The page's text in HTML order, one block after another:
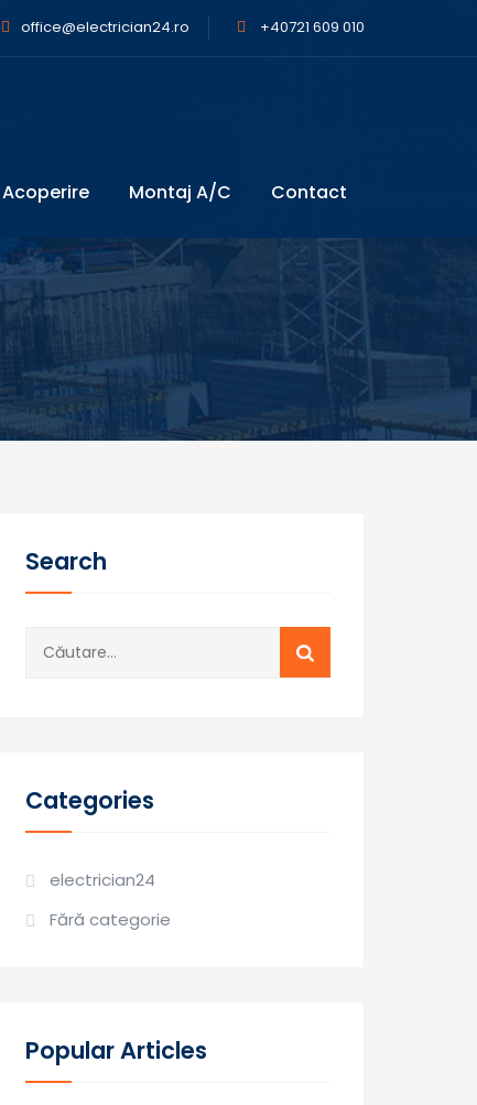
office@electrician24.ro +40721 609 010
Acoperire Montaj A/C Contact
Search
Categories
electrician24
Fără categorie
Popular Articles